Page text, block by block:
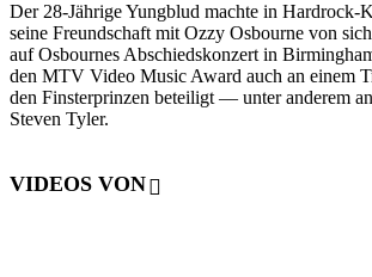
Der 28-Jährige Yungblud machte in Hardrock-
seine Freundschaft mit Ozzy Osbourne von
auf Osbournes Abschiedskonzert in
den MTV Video Music Award auch an einem
den Finsterprinzen beteiligt — unter anderem
Steven Tyler.
VIDEOS VON